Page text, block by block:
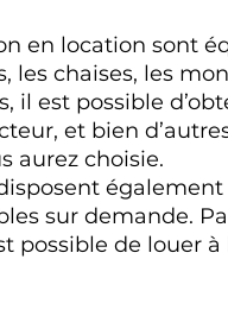
en location sont
les chaises, les
il est possible
et bien
aurez choisie.
sur demande.
possible de louer